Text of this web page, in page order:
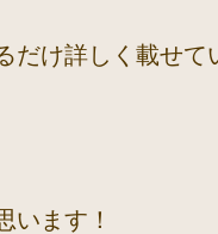
だけ詳しく載せて
います！